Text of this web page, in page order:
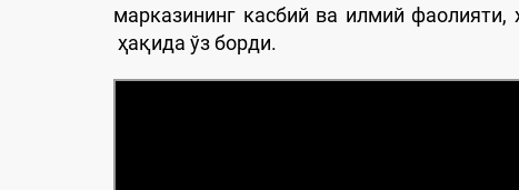
марказининг касбий ва илмий фаолияти,
ҳақида ўз борди.